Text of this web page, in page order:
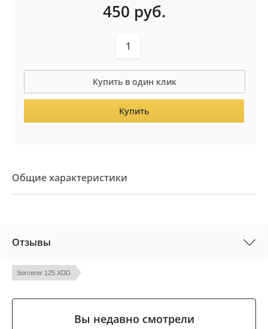
450 руб.
Купить в один клик
Купить
Общие характеристики
Отзывы
Sorcerer 125 XDD
Вы недавно смотрели